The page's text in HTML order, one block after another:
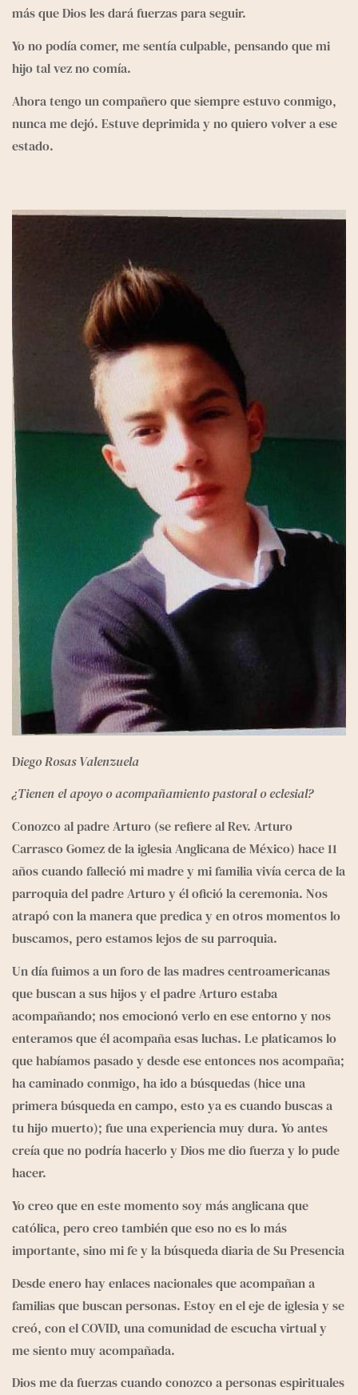
más que Dios les dará fuerzas para seguir.
Yo no podía comer, me sentía culpable, pensando que mi
hijo tal vez no comía.
Ahora tengo un compañero que siempre estuvo conmigo,
nunca me dejó. Estuve deprimida y no quiero volver a ese
estado.
Diego Rosas Valenzuela
¿Tienen el apoyo o acompañamiento pastoral o eclesial?
Conozco al padre Arturo (se refiere al Rev. Arturo
Carrasco Gomez de la iglesia Anglicana de México) hace 11
años cuando falleció mi madre y mi familia vivía cerca de la
parroquia del padre Arturo y él ofició la ceremonia. Nos
atrapó con la manera que predica y en otros momentos lo
buscamos, pero estamos lejos de su parroquia.
Un día fuimos a un foro de las madres centroamericanas
que buscan a sus hijos y el padre Arturo estaba
acompañando; nos emocionó verlo en ese entorno y nos
enteramos que él acompaña esas luchas. Le platicamos lo
que habíamos pasado y desde ese entonces nos acompaña;
ha caminado conmigo, ha ido a búsquedas (hice una
primera búsqueda en campo, esto ya es cuando buscas a
tu hijo muerto); fue una experiencia muy dura. Yo antes
creía que no podría hacerlo y Dios me dio fuerza y lo pude
hacer.
Yo creo que en este momento soy más anglicana que
católica, pero creo también que eso no es lo más
importante, sino mi fe y la búsqueda diaria de Su Presencia
Desde enero hay enlaces nacionales que acompañan a
familias que buscan personas. Estoy en el eje de iglesia y se
creó, con el COVID, una comunidad de escucha virtual y
me siento muy acompañada.
Dios me da fuerzas cuando conozco a personas espirituales